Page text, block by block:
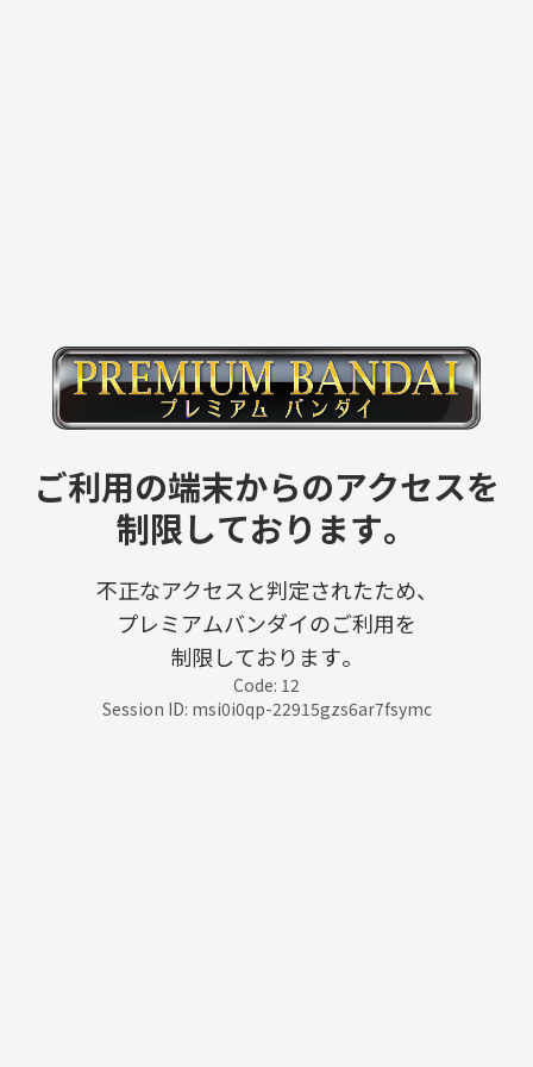
ご利用の端末からのアクセスを
制限しております。
不正なアクセスと判定されたため、
プレミアムバンダイのご利用を
制限しております。
Code: 12
Session ID: msi0i0qp-22915gzs6ar7fsymc